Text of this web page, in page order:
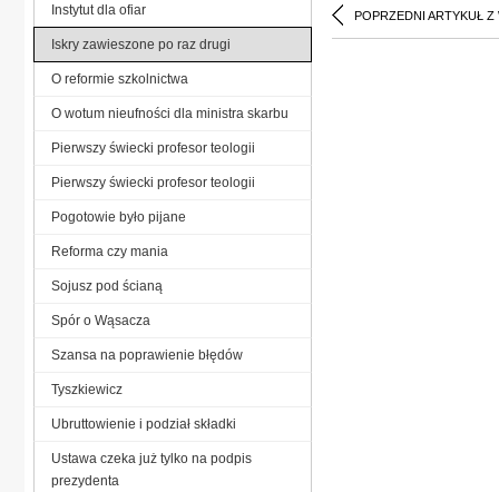
POPRZEDNI ARTYKUŁ Z
Instytut dla ofiar
Iskry zawieszone po raz drugi
O reformie szkolnictwa
O wotum nieufności dla ministra skarbu
Pierwszy świecki profesor teologii
Pierwszy świecki profesor teologii
Pogotowie było pijane
Reforma czy mania
Sojusz pod ścianą
Spór o Wąsacza
Szansa na poprawienie błędów
Tyszkiewicz
Ubruttowienie i podział składki
Ustawa czeka już tylko na podpis
prezydenta